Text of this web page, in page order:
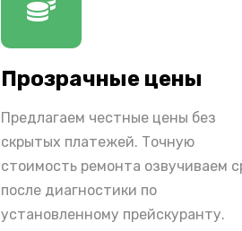
Прозрачные цены
Предлагаем честные цены без
скрытых платежей. Точную
стоимость ремонта озвучиваем
после диагностики по
установленному прейскуранту.